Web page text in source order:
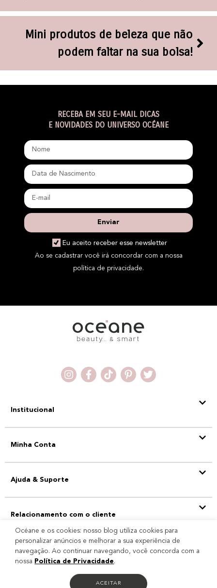
Mini produtos de beleza que não
podem faltar na sua bolsa!
RECEBA EM SEU E-MAIL DICAS
E NOVIDADES DO UNIVERSO OCÉANE
Eu aceito receber esse newsletter
Enviar
Ao se cadastrar você irá concordar com a nossa
política de privacidade.
Institucional
Minha Conta
Ajuda & Suporte
Relacionamento com o cliente
Selo
Océane e os cookies: nosso blog utiliza cookies para
personalizar anúncios e melhorar a sua experiência de
navegação. Ao continuar navegando, você concorda com a
nossa Política de Privacidade.
ACEITAR